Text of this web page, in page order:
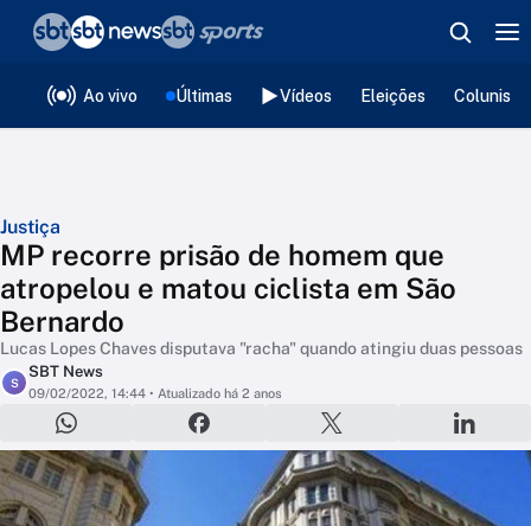
Ao vivo Últimas Vídeos Eleições
Justiça
MP recorre prisão de homem que
atropelou e matou ciclista em São
Bernardo
Lucas Lopes Chaves disputava "racha" quando atingiu duas pessoas
S
SBT News
09/02/2022, 14:44 • Atualizado há 2 anos
❮voltar
Editorias